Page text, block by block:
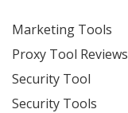
Marketing Tools
Proxy Tool Reviews
Security Tool
Security Tools